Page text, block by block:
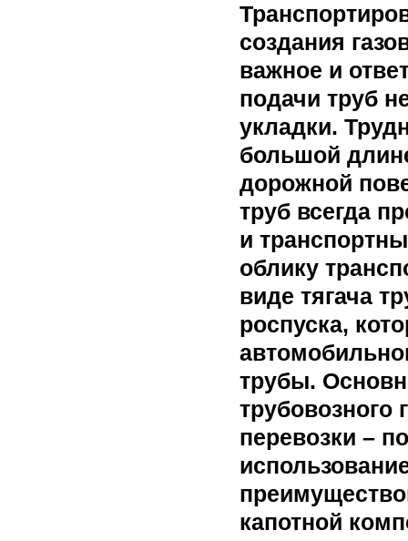
создания
важное и
подачи труб
укладки.
большой
дорожной
труб всегда
и
облику
виде тягача
роспуска,
трубы.
трубовозного
перевозки –
капотной